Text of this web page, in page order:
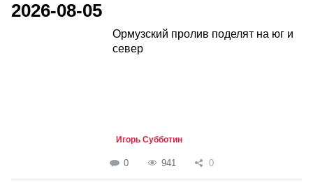
2026-08-05
Ормузский пролив поделят на юг и
север
Игорь Субботин
0 941 0